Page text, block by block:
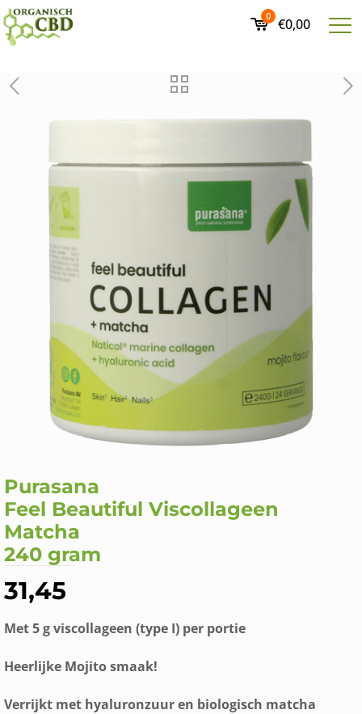
0 €0,00
Purasana
Feel Beautiful Viscollageen
Matcha
240 gram
31,45
Met 5 g viscollageen (type I) per portie
Heerlijke Mojito smaak!
Verrijkt met hyaluronzuur en biologisch matcha